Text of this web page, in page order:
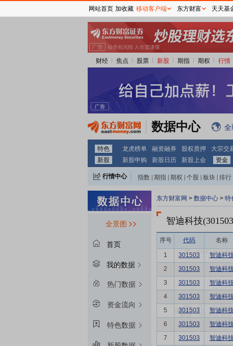
财经 焦点 股票 新股 期指 期权 行情
数据中心 全
特色 龙虎榜单 融资融券 股权质押 大宗交
新股
新股申购 新股日历 新股上会 资金
行情中心 指数 期指 期权 个股 板块 排行
全景图
首页
我的数据
热门数据
资金流向
特色数据
东方财富网 > 数据中心 > 特
智迪科技
序号 代码 名称
1 301503 智迪科
2
301503 智迪科
3
301503 智迪科
4
301503 智迪科
5
301503 智迪科
6
301503 智迪科
7
301503 智迪科
网站首页 加收藏 移动客户端 东方财富 天天基